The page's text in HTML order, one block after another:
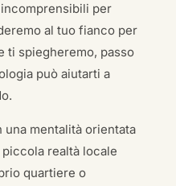
per
al tuo fianco per
ti spiegheremo, passo
può aiutarti a
mentalità orientata
realtà locale
quartiere o